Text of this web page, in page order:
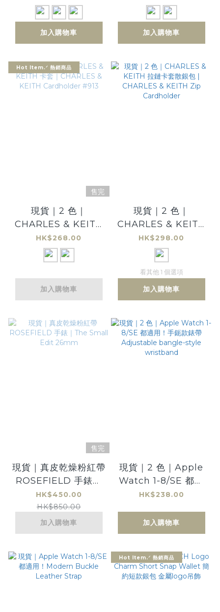
Cognac Elongated
Pouch Phone
Wallet
加入購物車 加入購物車
Hot Item.ᐟ 熱銷商品
售完
現貨｜2 色｜
CHARLES & KEITH
卡套｜CHARLES &
KEITH Cardholder
#913
HK$268.00
加入購物車
現貨｜2 色｜
CHARLES & KEITH
拉鏈卡套散銀包 |
CHARLES & KEITH
Zip Cardholder
HK$298.00
看其他 1 個選項
加入購物車
售完
現貨｜真皮乾燥粉紅帶
ROSEFIELD 手錶｜
The Small Edit
26mm
HK$450.00
HK$850.00
加入購物車
現貨｜2 色｜Apple
Watch 1-8/SE 都適
用！手鈪款錶帶
style wristband
HK$238.00
加入購物車
Hot Item.ᐟ 熱銷商品